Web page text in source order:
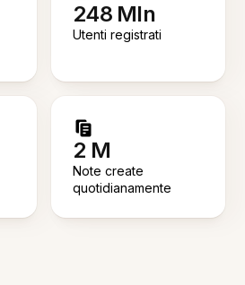
248 Mln
Utenti registrati
2 M
Note create
quotidianamente